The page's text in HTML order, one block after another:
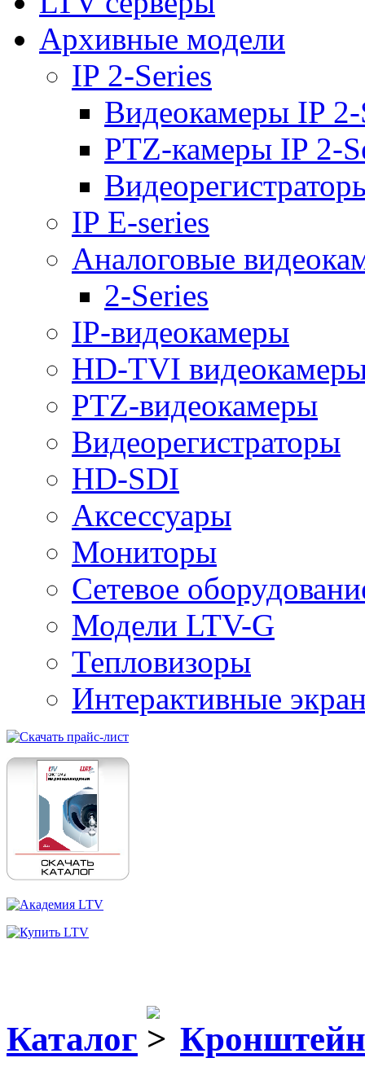
Архивные модели
IP 2-Series
Видеокамеры IP 2-
PTZ-камеры IP 2-
IP E-series
Аналоговые
2-Series
IP-видеокамеры
HD-TVI
PTZ-видеокамеры
Видеорегистраторы
HD-SDI
Аксессуары
Мониторы
Сетевое
Модели LTV-G
Тепловизоры
Интерактивные
Каталог